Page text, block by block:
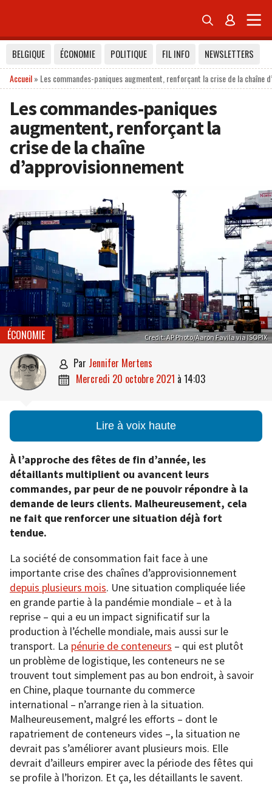
 
BELGIQUE ÉCONOMIE POLITIQUE FIL INFO
NEWSLETTERS
Accueil» Les commandes-paniques augmentent, renforçant la crise de la chaîne
Les commandes-paniques
augmentent, renforçant la
crise de la chaîne
d’approvisionnement
Credit: AP Photo/Aaron Favila via ISOPIX
ÉCONOMIE
 par Jennifer Mertens
 mercredi 20 octobre 2021 à 14:03
Lire à voix haute
À l’approche des fêtes de fin d’année, les
détaillants multiplient ou avancent leurs
commandes, par peur de ne pouvoir répondre à la
demande de leurs clients. Malheureusement, cela
ne fait que renforcer une situation déjà fort
tendue.
La société de consommation fait face à une
importante crise des chaînes d’approvisionnement
depuis plusieurs mois. Une situation compliquée liée
en grande partie à la pandémie mondiale – et à la
reprise – qui a eu un impact significatif sur la
production à l’échelle mondiale, mais aussi sur le
transport. La pénurie de conteneurs – qui est plutôt
un problème de logistique, les conteneurs ne se
trouvent tout simplement pas au bon endroit, à savoir
en Chine, plaque tournante du commerce
international – n’arrange rien à la situation.
Malheureusement, malgré les efforts – dont le
rapatriement de conteneurs vides –, la situation ne
devrait pas s’améliorer avant plusieurs mois. Elle
devrait d’ailleurs empirer avec la période des fêtes qui
se profile à l’horizon. Et ça, les détaillants le savent.